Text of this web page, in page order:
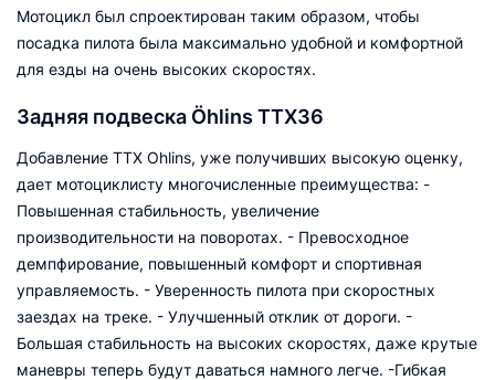
Мотоцикл был спроектирован таким образом, чтобы
посадка пилота была максимально удобной и комфортной
для езды на очень высоких скоростях.
Задняя подвеска Öhlins TTX36
Добавление TTX Ohlins, уже получивших высокую оценку,
дает мотоциклисту многочисленные преимущества: -
Повышенная стабильность, увеличение
производительности на поворотах. - Превосходное
демпфирование, повышенный комфорт и спортивная
управляемость. - Уверенность пилота при скоростных
заездах на треке. - Улучшенный отклик от дороги. -
Большая стабильность на высоких скоростях, даже крутые
маневры теперь будут даваться намного легче. -Гибкая